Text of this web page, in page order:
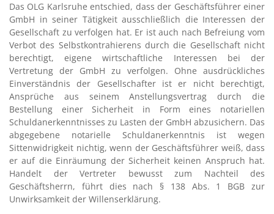
Das OLG Karlsruhe entschied, dass der Geschäftsführer einer
GmbH in seiner Tätigkeit ausschließlich die Interessen der
Gesellschaft zu verfolgen hat. Er ist auch nach Befreiung vom
Verbot des Selbstkontrahierens durch die Gesellschaft nicht
berechtigt, eigene wirtschaftliche Interessen bei der
Vertretung der GmbH zu verfolgen. Ohne ausdrückliches
Einverständnis der Gesellschafter ist er nicht berechtigt,
Ansprüche aus seinem Anstellungsvertrag durch die
Bestellung einer Sicherheit in Form eines notariellen
Schuldanerkenntnisses zu Lasten der GmbH abzusichern. Das
abgegebene notarielle Schuldanerkenntnis ist wegen
Sittenwidrigkeit nichtig, wenn der Geschäftsführer weiß, dass
er auf die Einräumung der Sicherheit keinen Anspruch hat.
Handelt der Vertreter bewusst zum Nachteil des
Geschäftsherrn, führt dies nach § 138 Abs. 1 BGB zur
Unwirksamkeit der Willenserklärung.